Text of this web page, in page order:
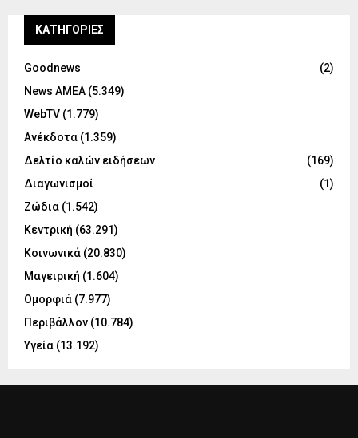
KΑΤΗΓΟΡΊΕΣ
Goodnews
(2)
News ΑΜΕΑ (5.349)
WebTV (1.779)
Ανέκδοτα (1.359)
Δελτίο καλών ειδήσεων
(169)
Διαγωνισμοί
(1)
Ζώδια (1.542)
Κεντρική (63.291)
Κοινωνικά (20.830)
Μαγειρική (1.604)
Ομορφιά (7.977)
Περιβάλλον (10.784)
Υγεία (13.192)